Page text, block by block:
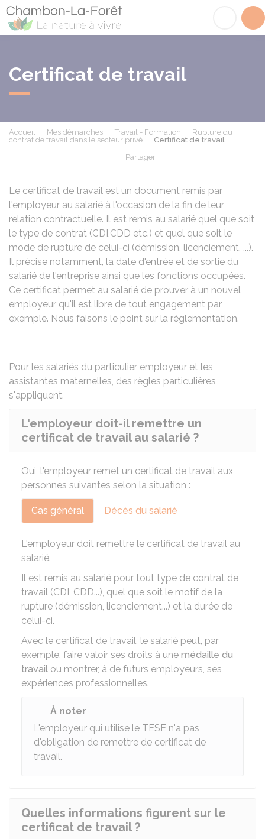
Certificat de travail
Accueil Mes démarches Travail - Formation
Rupture du
contrat de travail dans le secteur privé
Certificat de travail
Partager
Le certificat de travail est un document remis par
l'employeur au salarié à l'occasion de la fin de leur
relation contractuelle. Il est remis au salarié quel que soit
le type de contrat (CDI,CDD etc.) et quel que soit le
mode de rupture de celui-ci (démission, licenciement, ...).
Il précise notamment, la date d'entrée et de sortie du
salarié de l'entreprise ainsi que les fonctions occupées.
Ce certificat permet au salarié de prouver à un nouvel
employeur qu'il est libre de tout engagement par
exemple. Nous faisons le point sur la réglementation.
Pour les salariés du particulier employeur et les
assistantes maternelles, des règles particulières
s'appliquent.
L'employeur doit-il remettre un
certificat de travail au salarié ?
Oui, l'employeur remet un certificat de travail aux
personnes suivantes selon la situation :
Cas général Décès du salarié
L'employeur doit remettre le certificat de travail au
salarié.
Il est remis au salarié pour tout type de contrat de
travail (CDI, CDD...), quel que soit le motif de la
rupture (démission, licenciement...) et la durée de
celui-ci.
Avec le certificat de travail, le salarié peut, par
exemple, faire valoir ses droits à une médaille du
travail ou montrer, à de futurs employeurs, ses
expériences professionnelles.
À noter
L'employeur qui utilise le TESE n'a pas
d'obligation de remettre de certificat de
travail.
Quelles informations figurent sur le
certificat de travail ?